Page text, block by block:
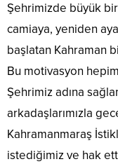
Şehrimizde büyük
camiaya, yeniden
başlatan Kahraman
Bu motivasyon
Şehrimiz adına
arkadaşlarımızla
Kahramanmaraş
istediğimiz ve hak